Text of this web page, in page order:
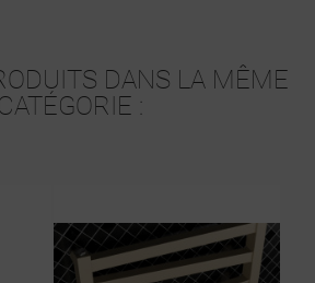
DANS LA MÊME
CATÉGORIE :